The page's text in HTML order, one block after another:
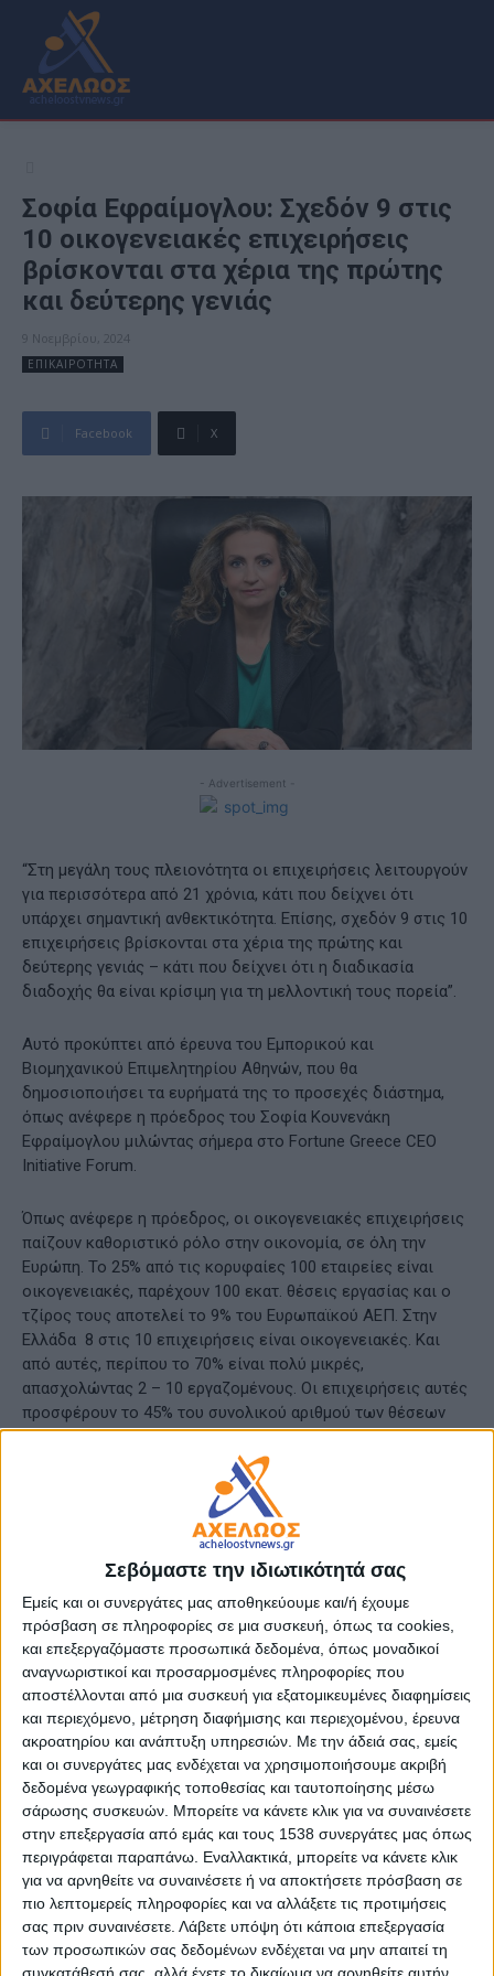
Σεβόμαστε την ιδιωτικότητά σας
Εμείς και οι συνεργάτες μας αποθηκεύουμε και/ή έχουμε
πρόσβαση σε πληροφορίες σε μια συσκευή, όπως τα cookies,
και επεξεργαζόμαστε προσωπικά δεδομένα, όπως μοναδικοί
αναγνωριστικοί και προσαρμοσμένες πληροφορίες που
αποστέλλονται από μια συσκευή για εξατομικευμένες διαφημίσεις
και περιεχόμενο, μέτρηση διαφήμισης και περιεχομένου, έρευνα
ακροατηρίου και ανάπτυξη υπηρεσιών. Με την άδειά σας, εμείς
και οι συνεργάτες μας ενδέχεται να χρησιμοποιήσουμε ακριβή
δεδομένα γεωγραφικής τοποθεσίας και ταυτοποίησης μέσω
σάρωσης συσκευών. Μπορείτε να κάνετε κλικ για να συναινέσετε
στην επεξεργασία από εμάς και τους 1538 συνεργάτες μας όπως
περιγράφεται παραπάνω. Εναλλακτικά, μπορείτε να κάνετε κλικ
για να αρνηθείτε να συναινέσετε ή να αποκτήσετε πρόσβαση σε
πιο λεπτομερείς πληροφορίες και να αλλάξετε τις προτιμήσεις
σας πριν συναινέσετε. Λάβετε υπόψη ότι κάποια επεξεργασία
των προσωπικών σας δεδομένων ενδέχεται να μην απαιτεί τη
συγκατάθεσή σας, αλλά έχετε το δικαίωμα να αρνηθείτε αυτήν
Σοφία Εφραίμογλου: Σχεδόν 9 στις
10 οικογενειακές επιχειρήσεις
βρίσκονται στα χέρια της πρώτης
και δεύτερης γενιάς
9 Νοεμβρίου, 2024
ΕΠΙΚΑΙΡΟΤΗΤΑ
Facebook X
- Advertisement -
“Στη μεγάλη τους πλειονότητα οι επιχειρήσεις λειτουργούν
για περισσότερα από 21 χρόνια, κάτι που δείχνει ότι
υπάρχει σημαντική ανθεκτικότητα. Επίσης, σχεδόν 9 στις 10
επιχειρήσεις βρίσκονται στα χέρια της πρώτης και
δεύτερης γενιάς – κάτι που δείχνει ότι η διαδικασία
διαδοχής θα είναι κρίσιμη για τη μελλοντική τους πορεία”.
Αυτό προκύπτει από έρευνα του Εμπορικού και
Βιομηχανικού Επιμελητηρίου Αθηνών, που θα
δημοσιοποιήσει τα ευρήματά της το προσεχές διάστημα,
όπως ανέφερε η πρόεδρος του Σοφία Κουνενάκη
Εφραίμογλου μιλώντας σήμερα στο Fortune Greece CEO
Initiative Forum.
Όπως ανέφερε η πρόεδρος, οι οικογενειακές επιχειρήσεις
παίζουν καθοριστικό ρόλο στην οικονομία, σε όλη την
Ευρώπη. Το 25% από τις κορυφαίες 100 εταιρείες είναι
οικογενειακές, παρέχουν 100 εκατ. θέσεις εργασίας και ο
τζίρος τους αποτελεί το 9% του Ευρωπαϊκού ΑΕΠ. Στην
Ελλάδα 8 στις 10 επιχειρήσεις είναι οικογενειακές. Και
από αυτές, περίπου το 70% είναι πολύ μικρές,
απασχολώντας 2 – 10 εργαζομένους. Οι επιχειρήσεις αυτές
προσφέρουν το 45% του συνολικού αριθμού των θέσεων
εργασίας στην χώρα μας και παράγουν περίπου το 12% του
ΑΕΠ της ελληνικής οικονομίας.
“Τα στοιχεία αυτά, σημείωσε η πρόεδρος, επιβεβαιώνουν
την ανάγκη να κατανοήσουμε τις ιδιαιτερότητες της
οικογενειακής επιχείρησης, να διαχειριστούμε
συγκεκριμένες ανάγκες και προκλήσεις. Και να παρέχουμε
τα κατάλληλα εργαλεία ενίσχυσης”.
Σε αυτή την προσπάθεια, συνέχισε η ίδια, έχει επενδύσει το
ΕΒΕΑ τα τελευταία χρόνια και, για τον σκοπό αυτό,
συνεργάζεται με το NED Club, με το οποίο – μεταξύ άλλων –
υλοποιήθηκε σχετική έρευνα, τα αποτελέσματα της οποίας
θα δημοσιευθούν αναλυτικά στο επόμενο διάστημα.
Ωστόσο, η πρόεδρος ανέφερε συνοπτικά μερικά από τα
κυριότερα ευρήματα:
– Στη μεγάλη πλειονότητά τους οι επιχειρήσεις
λειτουργούν για περισσότερα από 21 χρόνια, κάτι που
δείχνει ότι υπάρχει σημαντική ανθεκτικότητα. Επίσης,
σχεδόν 9 στις 10 επιχειρήσεις βρίσκονται στα χέρια της